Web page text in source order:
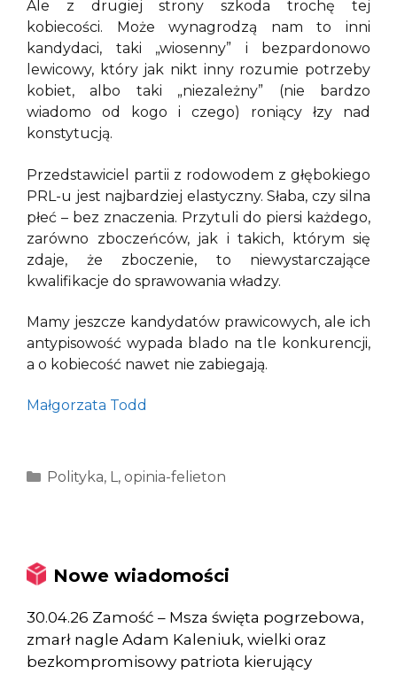
Ale z drugiej strony szkoda trochę tej
kobiecości. Może wynagrodzą nam to inni
kandydaci, taki „wiosenny” i bezpardonowo
lewicowy, który jak nikt inny rozumie potrzeby
kobiet, albo taki „niezależny” (nie bardzo
wiadomo od kogo i czego) roniący łzy nad
konstytucją.
Przedstawiciel partii z rodowodem z głębokiego
PRL-u jest najbardziej elastyczny. Słaba, czy silna
płeć – bez znaczenia. Przytuli do piersi każdego,
zarówno zboczeńców, jak i takich, którym się
zdaje, że zboczenie, to niewystarczające
kwalifikacje do sprawowania władzy.
Mamy jeszcze kandydatów prawicowych, ale ich
antypisowość wypada blado na tle konkurencji,
a o kobiecość nawet nie zabiegają.
Małgorzata Todd
Kategorie
Polityka, L, opinia-felieton
Nowe wiadomości
30.04.26 Zamość – Msza święta pogrzebowa,
zmarł nagle Adam Kaleniuk, wielki oraz
bezkompromisowy patriota kierujący